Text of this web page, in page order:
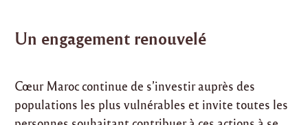
Un engagement renouvelé
Cœur Maroc continue de s’investir auprès des
populations les plus vulnérables et invite toutes les